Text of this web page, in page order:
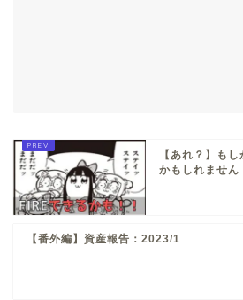
【あれ？】も
かもしれません
【番外編】資産報告：2023/1